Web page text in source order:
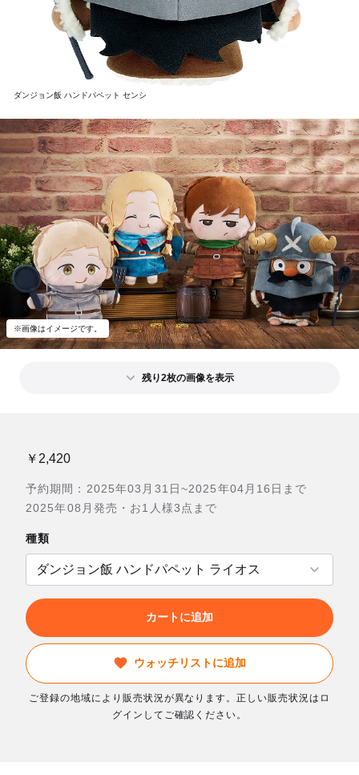
ダンジョン飯 ハンドパペット センシ
※画像はイメージです。
残り2枚の画像を表示
￥2,420
予約期間：2025年03月31日~2025年04月16日まで
2025年08月発売・お1人様3点まで
種類
カートに追加
ウォッチリストに追加
ご登録の地域により販売状況が異なります。正しい販売状況はロ
グインしてご確認ください。